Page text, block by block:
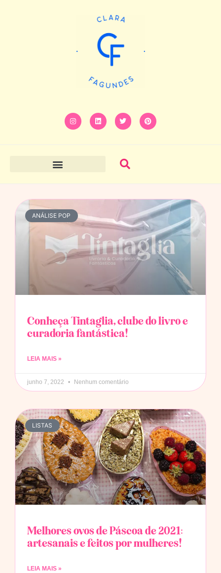
ANÁLISE POP
Conheça Tintaglia, clube do livro e
curadoria fantástica!
LEIA MAIS »
junho 7, 2022 Nenhum comentário
LISTAS
Melhores ovos de Páscoa de 2021:
artesanais e feitos por mulheres!
LEIA MAIS »